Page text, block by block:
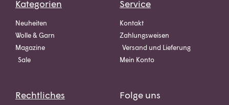
Kategorien
Neuheiten
Wolle & Garn
Magazine
Sale
Service
Kontakt
Zahlungsweisen
Versand und Lieferung
Mein Konto
Rechtliches Folge uns